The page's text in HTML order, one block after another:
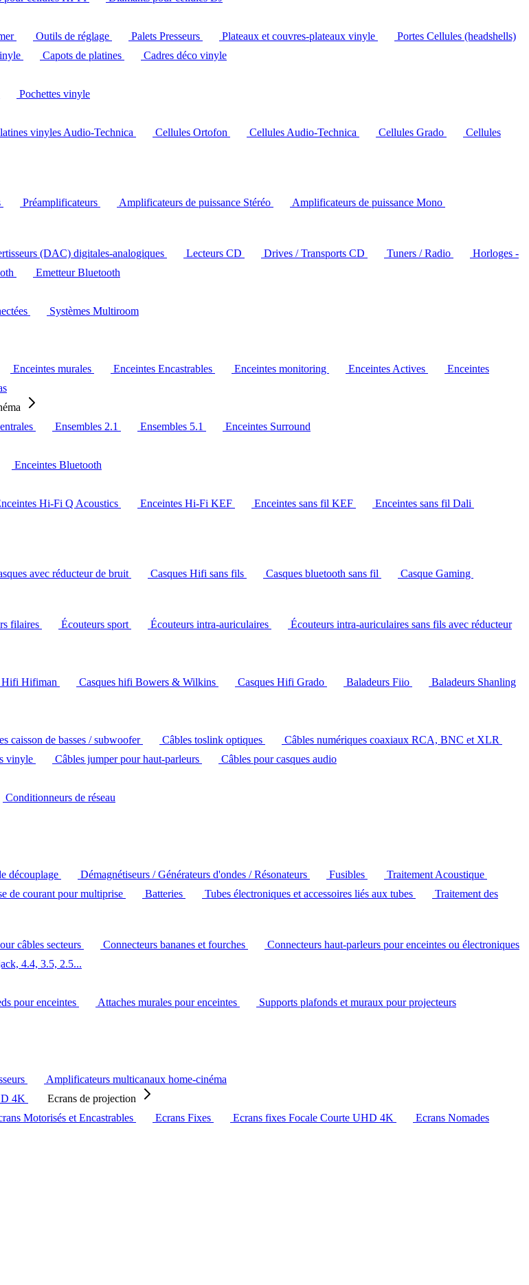
Outils de réglage Palets Presseurs Plateaux et couvres-plateaux vinyle
Portes Cellules (headshells)
Capots de platines
Cadres déco vinyle
Pochettes vinyle
vinyles Audio-Technica Cellules Ortofon Cellules Audio-Technica Cellules Grado
Cellules
Préamplificateurs Amplificateurs de puissance Stéréo
Amplificateurs de puissance Mono
(DAC) digitales-analogiques Lecteurs CD Drives / Transports CD Tuners / Radio
Horloges -
Emetteur Bluetooth
Systèmes Multiroom
Enceintes murales Enceintes Encastrables Enceintes monitoring Enceintes Actives
Enceintes
Ensembles 2.1 Ensembles 5.1
Enceintes Surround
Enceintes Bluetooth
Hi-Fi Q Acoustics Enceintes Hi-Fi KEF Enceintes sans fil KEF
Enceintes sans fil Dali
avec réducteur de bruit Casques Hifi sans fils Casques bluetooth sans fil
Casque Gaming
filaires Écouteurs sport Écouteurs intra-auriculaires
Écouteurs intra-auriculaires sans fils avec réducteur
Hifi Hifiman Casques hifi Bowers & Wilkins Casques Hifi Grado Baladeurs Fiio
Baladeurs Shanling
caisson de basses / subwoofer Câbles toslink optiques
Câbles numériques coaxiaux RCA, BNC et XLR
vinyle Câbles jumper pour haut-parleurs
Câbles pour casques audio
Conditionneurs de réseau
découplage Démagnétiseurs / Générateurs d'ondes / Résonateurs Fusibles
Traitement Acoustique
de courant pour multiprise Batteries Tubes électroniques et accessoires liés aux tubes
Traitement des
câbles secteurs Connecteurs bananes et fourches
Connecteurs haut-parleurs pour enceintes ou électroniques
4.4, 3.5, 2.5...
pour enceintes Attaches murales pour enceintes
Supports plafonds et muraux pour projecteurs
Amplificateurs multicanaux home-cinéma
4K
Ecrans de projection
Motorisés et Encastrables Ecrans Fixes Ecrans fixes Focale Courte UHD 4K
Ecrans Nomades